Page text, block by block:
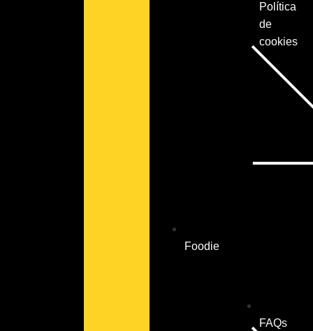
Foodie
Política
de
cookies
FAQs